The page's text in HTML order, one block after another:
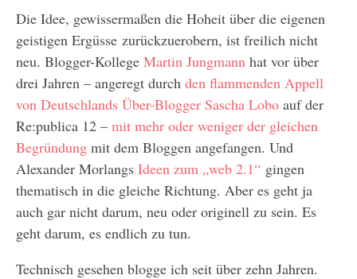
Die Idee, gewissermaßen die Hoheit über die eigenen
geistigen Ergüsse zurückzuerobern, ist freilich nicht
neu. Blogger-Kollege Martin Jungmann hat vor über
drei Jahren – angeregt durch den flammenden Appell
von Deutschlands Über-Blogger Sascha Lobo auf der
Re:publica 12 – mit mehr oder weniger der gleichen
Begründung mit dem Bloggen angefangen. Und
Alexander Morlangs Ideen zum „web 2.1“ gingen
thematisch in die gleiche Richtung. Aber es geht ja
auch gar nicht darum, neu oder originell zu sein. Es
geht darum, es endlich zu tun.
Technisch gesehen blogge ich seit über zehn Jahren.